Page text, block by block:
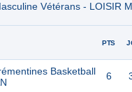
Vétérans - LOISIR
Basketball
PTS
6